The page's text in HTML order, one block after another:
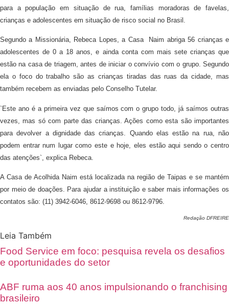
para a população em situação de rua, famílias moradoras de favelas,
crianças e adolescentes em situação de risco social no Brasil.
Segundo a Missionária, Rebeca Lopes, a Casa Naim abriga 56 crianças e
adolescentes de 0 a 18 anos, e ainda conta com mais sete crianças que
estão na casa de triagem, antes de iniciar o convívio com o grupo. Segundo
ela o foco do trabalho são as crianças tiradas das ruas da cidade, mas
também recebem as enviadas pelo Conselho Tutelar.
`Este ano é a primeira vez que saímos com o grupo todo, já saímos outras
vezes, mas só com parte das crianças. Ações como esta são importantes
para devolver a dignidade das crianças. Quando elas estão na rua, não
podem entrar num lugar como este e hoje, eles estão aqui sendo o centro
das atenções`, explica Rebeca.
A Casa de Acolhida Naim está localizada na região de Taipas e se mantém
por meio de doações. Para ajudar a instituição e saber mais informações os
contatos são: (11) 3942-6046, 8612-9698 ou 8612-9796.
Redação DFREIRE
Leia Também
Food Service em foco: pesquisa revela os desafios
e oportunidades do setor
ABF ruma aos 40 anos impulsionando o franchising
brasileiro